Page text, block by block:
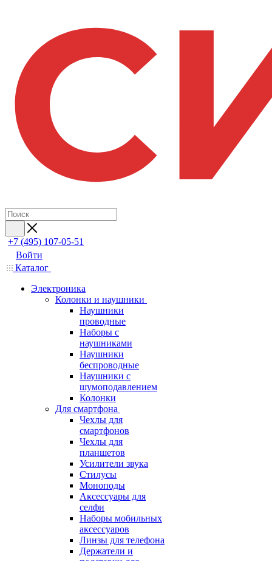
+7 (495) 107-05-51
Войти
Каталог
Электроника
Колонки и наушники
Наушники
проводные
Наборы с
наушниками
Наушники
беспроводные
Наушники с
шумоподавлением
Колонки
Для смартфона
Чехлы для
смартфонов
Чехлы для
планшетов
Усилители звука
Стилусы
Моноподы
Аксессуары для
селфи
Наборы мобильных
аксессуаров
Линзы для телефона
Держатели и